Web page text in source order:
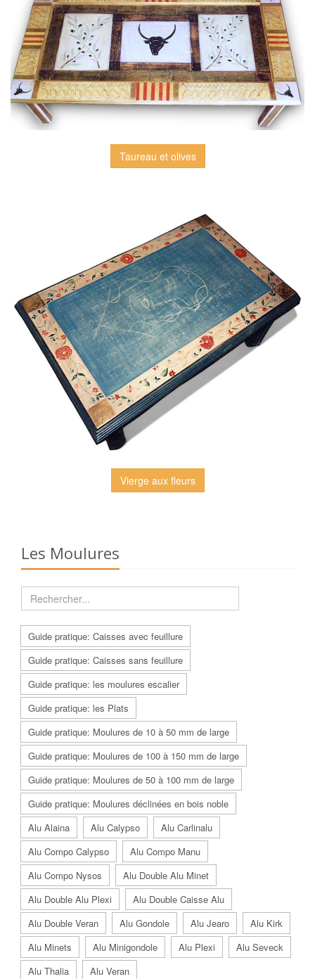
Taureau et olives
Vierge aux fleurs
Les Moulures
Guide pratique: Caisses avec feuillure
Guide pratique: Caisses sans feuillure
Guide pratique: les moulures escalier
Guide pratique: les Plats
Guide pratique: Moulures de 10 à 50 mm de large
Guide pratique: Moulures de 100 à 150 mm de large
Guide pratique: Moulures de 50 à 100 mm de large
Guide pratique: Moulures déclinées en bois noble
Alu Alaina
Alu Calypso
Alu Carlinalu
Alu Compo Calypso
Alu Compo Manu
Alu Compo Nysos
Alu Double Alu Minet
Alu Double Alu Plexi
Alu Double Caisse Alu
Alu Double Veran
Alu Gondole Alu Jearo
Alu Kirk
Alu Minets
Alu Minigondole Alu Plexi
Alu Seveck
Alu Thalia
Alu Veran